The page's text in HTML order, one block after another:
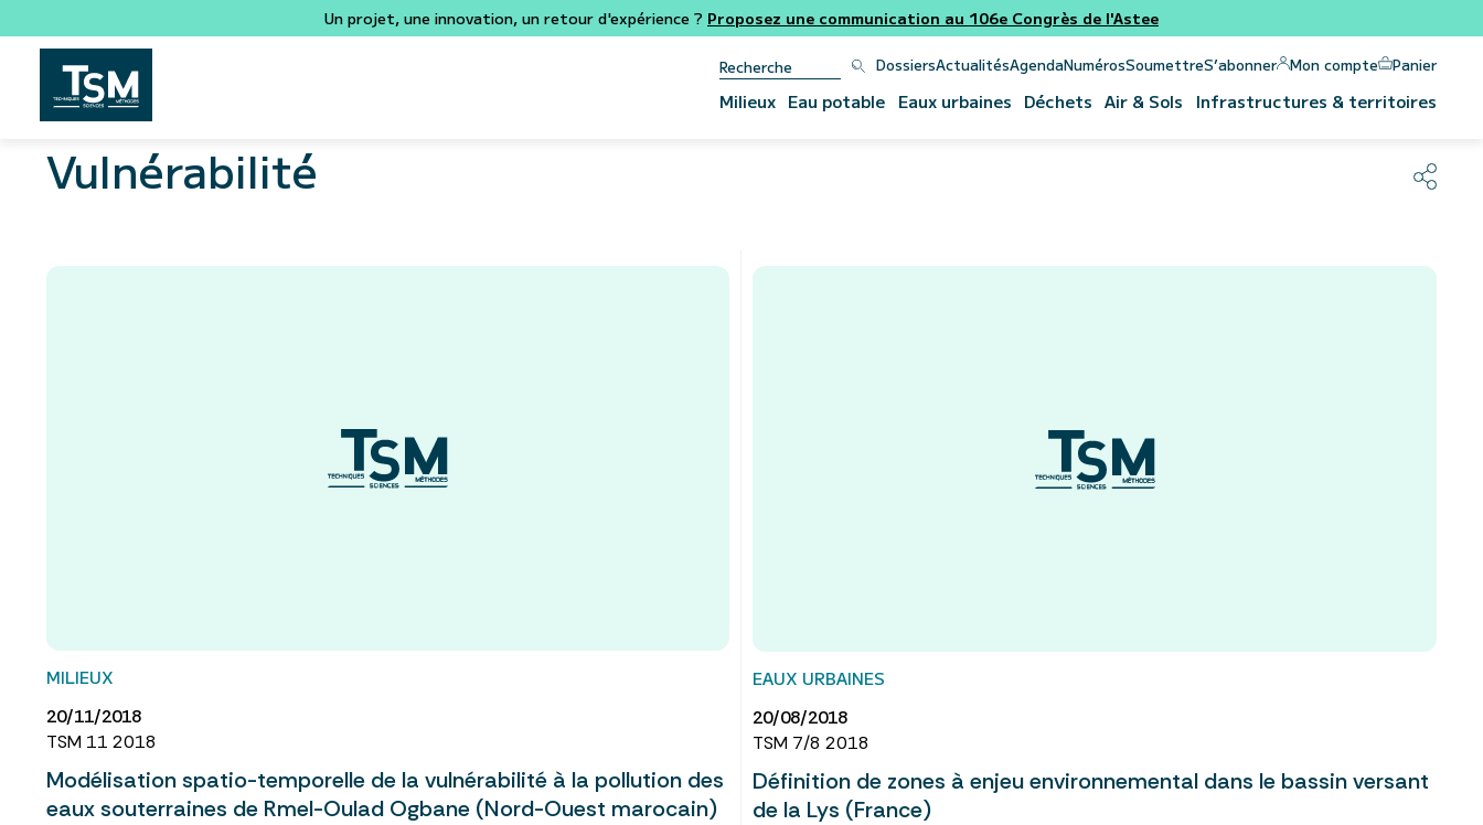
Un projet, une innovation, un retour d'expérience ? Proposez une communication au 106e Congrès de l'Astee
DossiersActualitésAgendaNumérosSoumettreS’abonner Mon compte Panier
Milieux Eau potable Eaux urbaines Déchets Air & Sols Infrastructures & territoires
Vulnérabilité
MILIEUX
20/11/2018
TSM 11 2018
Modélisation spatio-temporelle de la vulnérabilité à la pollution des
eaux souterraines de Rmel-Oulad Ogbane (Nord-Ouest marocain)
EAUX URBAINES
20/08/2018
TSM 7/8 2018
Définition de zones à enjeu environnemental dans le bassin versant
de la Lys (France)